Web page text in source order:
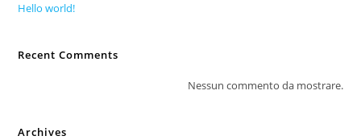
Hello world!
Recent Comments
Nessun commento da mostrare.
Archives